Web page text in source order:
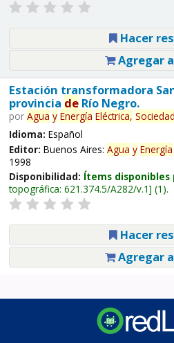
Hacer
Agregar
Estación transformadora
provincia deRío Negro.
por Agua y Energía Eléctrica, Sociedad
Idioma: Español
Editor: Buenos Aires: Agua y Energía
1998
Disponibilidad: Ítems
topográfica: 621.374.5/A282/v.1 (1).
Hacer
Agregar